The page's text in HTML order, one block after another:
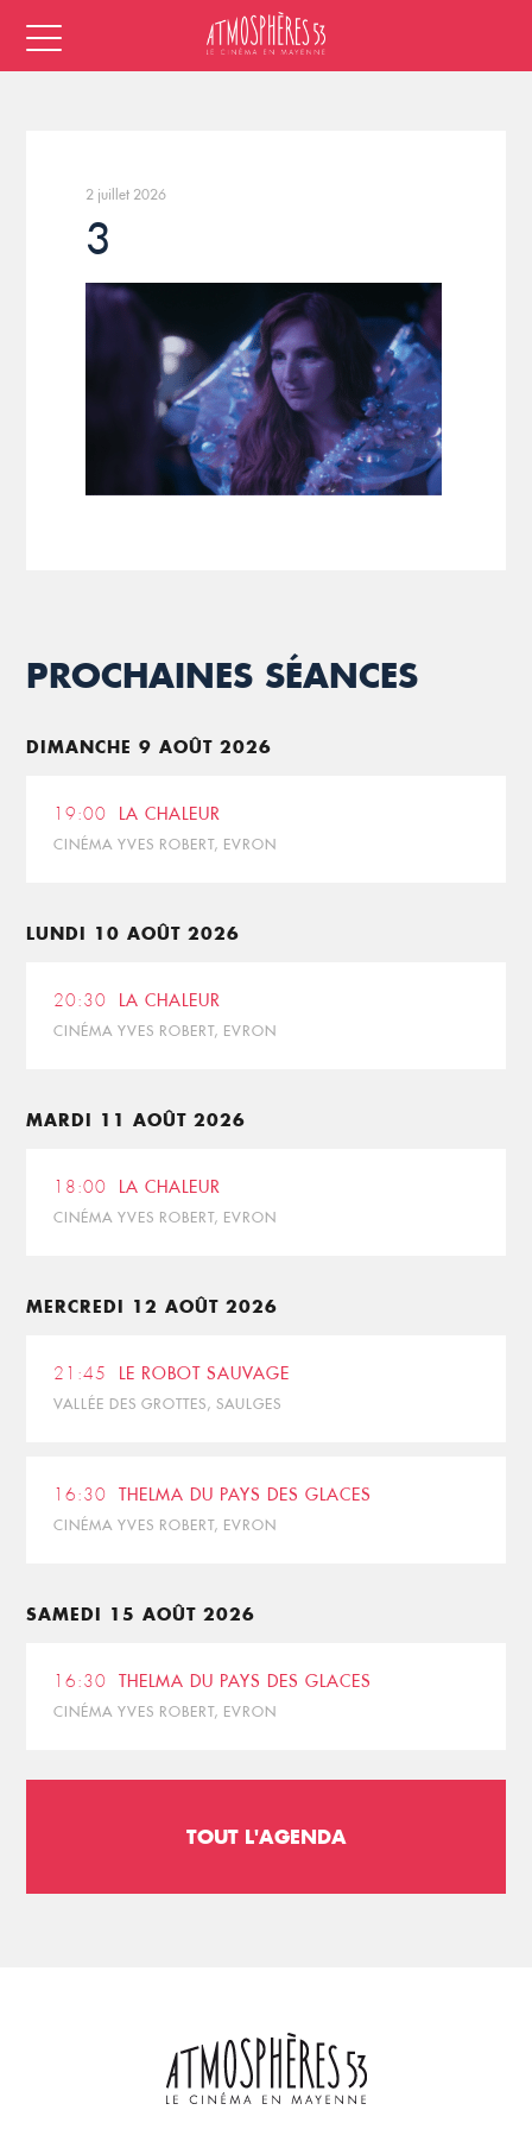
2 juillet 2026
3
PROCHAINES SÉANCES
DIMANCHE 9 AOÛT 2026
19:00 LA CHALEUR
CINÉMA YVES ROBERT, EVRON
LUNDI 10 AOÛT 2026
20:30 LA CHALEUR
CINÉMA YVES ROBERT, EVRON
MARDI 11 AOÛT 2026
18:00 LA CHALEUR
CINÉMA YVES ROBERT, EVRON
MERCREDI 12 AOÛT 2026
21:45 LE ROBOT SAUVAGE
VALLÉE DES GROTTES, SAULGES
16:30 THELMA DU PAYS DES GLACES
CINÉMA YVES ROBERT, EVRON
SAMEDI 15 AOÛT 2026
16:30 THELMA DU PAYS DES GLACES
CINÉMA YVES ROBERT, EVRON
TOUT L'AGENDA